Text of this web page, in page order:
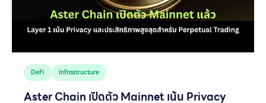
DeFi Infrastructure
Aster Chain เปิดตัว Mainnet เน้น Privacy